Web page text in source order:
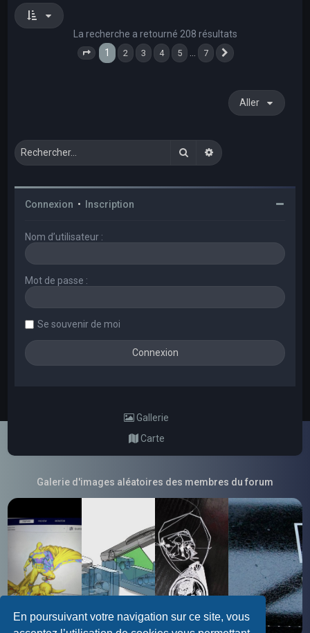
En poursuivant votre navigation sur ce site, vous
La recherche a retourné 208 résultats
Page 1 sur
1 2 3 4 5 7
Aller
RechercherRecherche avancée
Connexion • Inscription
Nom d’utilisateur :
Mot de passe :
Se souvenir de moi
Gallerie
Carte
Galerie d'images aléatoires des membres du forum